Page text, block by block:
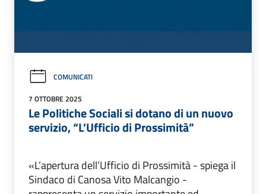
COMUNICATI
7 OTTOBRE 2025
Le Politiche Sociali si dotano di un nuovo
servizio, “L’Ufficio di Prossimità”
«L’apertura dell’Ufficio di Prossimità - spiega il
Sindaco di Canosa Vito Malcangio -